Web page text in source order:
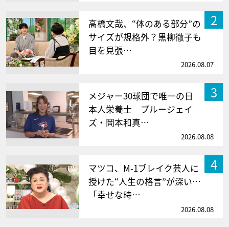
2
高橋文哉、“体のある部分”の
サイズが規格外？黒柳徹子も
目を見張…
2026.08.07
3
メジャー30球団で唯一の日
本人栄養士 ブルージェイ
ズ・岡本和真…
2026.08.08
4
マツコ、M-1ブレイク芸人に
授けた“人生の格言”が深い…
「幸せな時…
2026.08.08